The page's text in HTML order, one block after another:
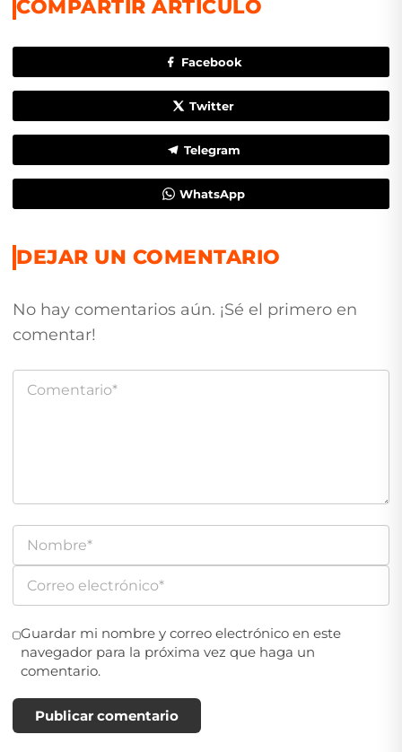
COMPARTIR ARTÍCULO
Facebook
Twitter
Telegram
WhatsApp
DEJAR UN COMENTARIO
No hay comentarios aún. ¡Sé el primero en
comentar!
Guardar mi nombre y correo electrónico en este
navegador para la próxima vez que haga un
comentario.
Publicar comentario